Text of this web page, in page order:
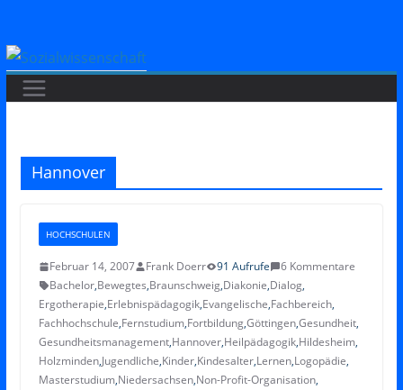
Inhalt
springen
Hannover
HOCHSCHULEN
Februar 14, 2007 Frank Doerr 91 Aufrufe
6 Kommentare
Bachelor,Bewegtes,Braunschweig,Diakonie,Dialog,
Ergotherapie,Erlebnispädagogik,Evangelische,Fachbereich,
Fachhochschule,Fernstudium,Fortbildung,Göttingen,Gesundheit,
Gesundheitsmanagement,Hannover,Heilpädagogik,Hildesheim,
Holzminden,Jugendliche,Kinder,Kindesalter,Lernen,Logopädie,
Masterstudium,Niedersachsen,Non-Profit-Organisation,